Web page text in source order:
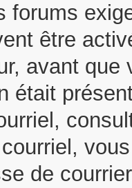
forums
être
avant
était
de